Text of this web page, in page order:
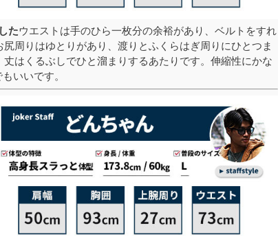
たウエストは手のひら一枚分の余裕があり、ベルトをすれ
周りはゆとりがあり、渡りとふくらはぎ周りにひとつま
はくるぶしでひと溜まりするあたりです。伸縮性にかな
いいです。